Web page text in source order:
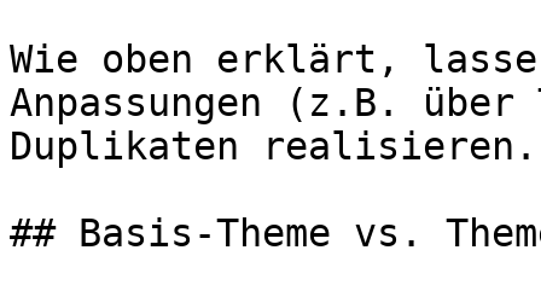
Wie oben erklärt,
Anpassungen (z.B.
Duplikaten realisieren.
## Basis-Theme vs.